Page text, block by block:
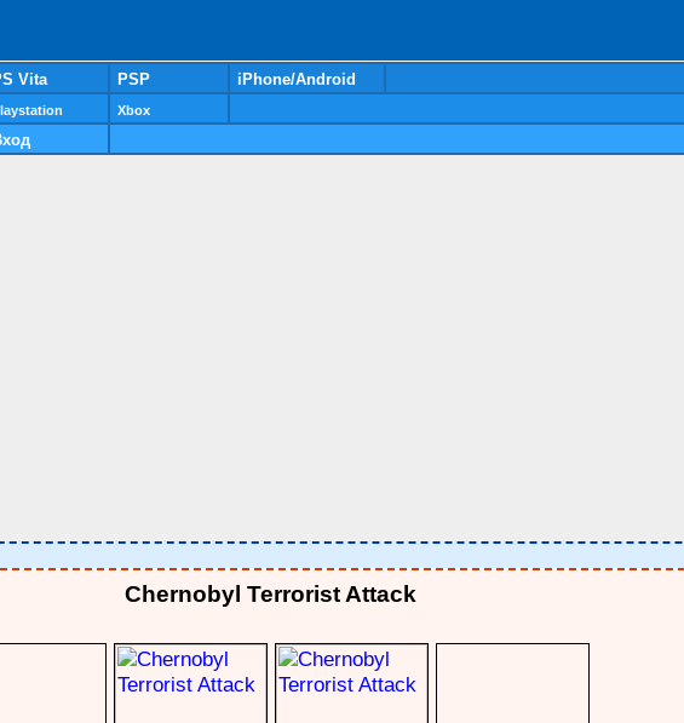
Vita PSP iPhone/Android
Xbox
Chernobyl Terrorist Attack